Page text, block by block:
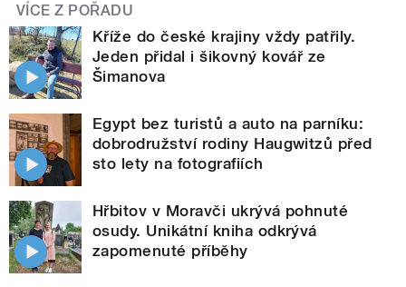
VÍCE Z POŘADU
Kříže do české krajiny vždy patřily.
Jeden přidal i šikovný kovář ze
Šimanova
Egypt bez turistů a auto na parníku:
dobrodružství rodiny Haugwitzů před
sto lety na fotografiích
Hřbitov v Moravči ukrývá pohnuté
osudy. Unikátní kniha odkrývá
zapomenuté příběhy